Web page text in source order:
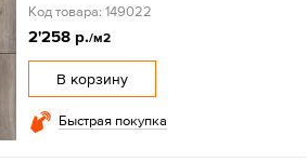
Код товара: 149022
2'258 р./м2
В корзину
Быстрая покупка